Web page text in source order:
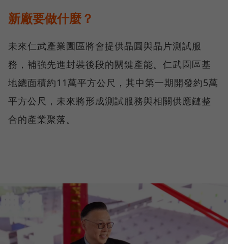
新廠要做什麼？
未來仁武產業園區將會提供晶圓與晶片測試服
務，補強先進封裝後段的關鍵產能。仁武園區基
地總面積約11萬平方公尺，其中第一期開發約5萬
平方公尺，未來將形成測試服務與相關供應鏈整
合的產業聚落。